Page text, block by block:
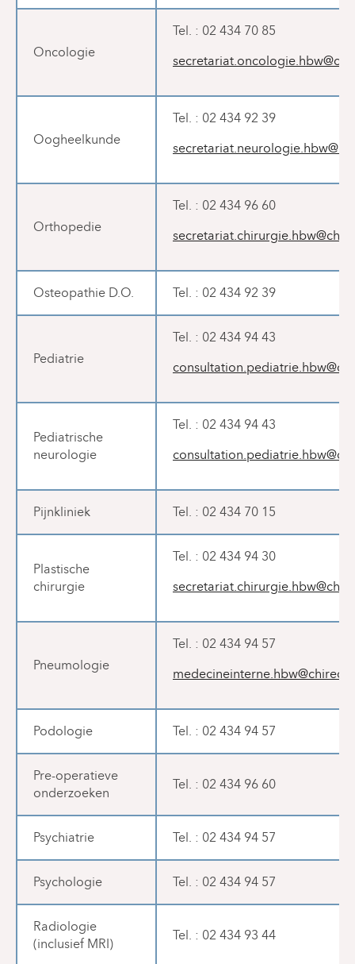
Oncologie
Tel. : 02 434 70 85
Oogheelkunde
Tel. : 02 434 92 39
Orthopedie
Tel. : 02 434 96 60
Osteopathie D.O. Tel. : 02 434 92 39
Pediatrie
Tel. : 02 434 94 43
Pediatrische
neurologie
Tel. : 02 434 94 43
Pijnkliniek Tel. : 02 434 70 15
Plastische
chirurgie
Tel. : 02 434 94 30
Pneumologie
Tel. : 02 434 94 57
Podologie Tel. : 02 434 94 57
Pre-operatieve
onderzoeken
Tel. : 02 434 96 60
Psychiatrie Tel. : 02 434 94 57
Psychologie Tel. : 02 434 94 57
Radiologie
(inclusief MRI)
Tel. : 02 434 93 44